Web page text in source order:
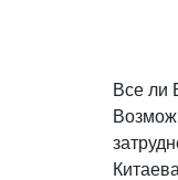
Все ли